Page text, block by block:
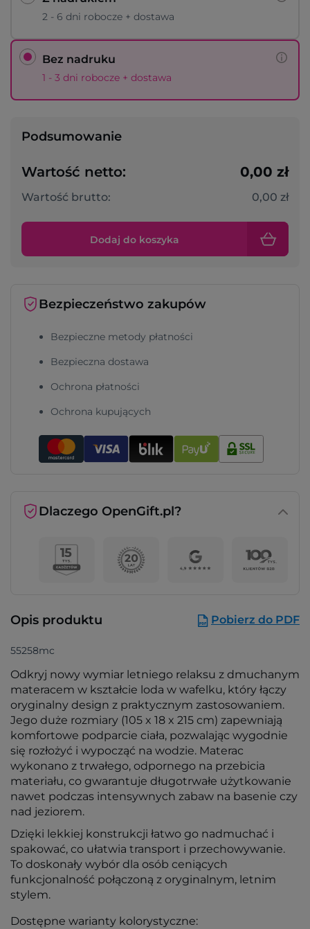
2 - 6 dni robocze + dostawa
Bez nadruku
1 - 3 dni robocze + dostawa
Podsumowanie
Wartość netto: 0,00 zł
Wartość brutto: 0,00 zł
Dodaj do koszyka
Bezpieczeństwo zakupów
Bezpieczne metody płatności
Bezpieczna dostawa
Ochrona płatności
Ochrona kupujących
Dlaczego OpenGift.pl?
Opis produktu Pobierz do PDF
55258mc
Odkryj nowy wymiar letniego relaksu z dmuchanym
materacem w kształcie loda w wafelku, który łączy
oryginalny design z praktycznym zastosowaniem.
Jego duże rozmiary (105 x 18 x 215 cm) zapewniają
komfortowe podparcie ciała, pozwalając wygodnie
się rozłożyć i wypocząć na wodzie. Materac
wykonano z trwałego, odpornego na przebicia
materiału, co gwarantuje długotrwałe użytkowanie
nawet podczas intensywnych zabaw na basenie czy
nad jeziorem.
Dzięki lekkiej konstrukcji łatwo go nadmuchać i
spakować, co ułatwia transport i przechowywanie.
To doskonały wybór dla osób ceniących
funkcjonalność połączoną z oryginalnym, letnim
stylem.
Dostępne warianty kolorystyczne: